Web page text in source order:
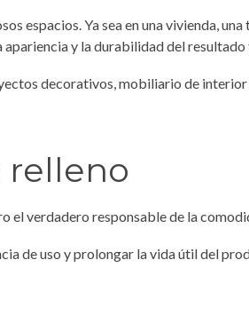
espacios. Ya sea en una vivienda,
y la durabilidad del resultado
decorativos, mobiliario de
relleno
verdadero responsable de la
de uso y prolongar la vida útil del